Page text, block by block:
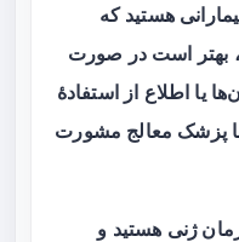
هستید که
بهتر است در صورت
یا اطلاع از استفادهٔ
با پزشک معالج مشورت
ژنی هستید و